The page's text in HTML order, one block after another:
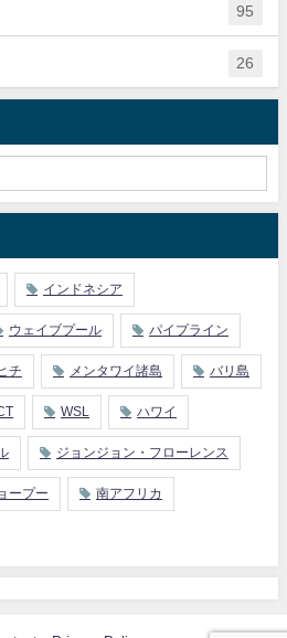
95
26
インドネシア
ウェイブプール パイプライン
チ メンタワイ諸島 バリ島
WSL ハワイ
ジョンジョン・フローレンス
ープー 南アフリカ